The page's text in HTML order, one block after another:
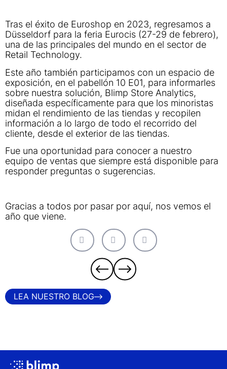
Tras el éxito de Euroshop en 2023, regresamos a
Düsseldorf para la feria Eurocis (27-29 de febrero),
una de las principales del mundo en el sector de
Retail Technology.
Este año también participamos con un espacio de
exposición, en el pabellón 10 E01, para informarles
sobre nuestra solución, Blimp Store Analytics,
diseñada específicamente para que los minoristas
midan el rendimiento de las tiendas y recopilen
información a lo largo de todo el recorrido del
cliente, desde el exterior de las tiendas.
Fue una oportunidad para conocer a nuestro
equipo de ventas que siempre está disponible para
responder preguntas o sugerencias.
Gracias a todos por pasar por aquí, nos vemos el
año que viene.
LEA NUESTRO BLOG